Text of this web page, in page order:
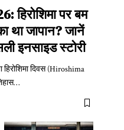
पर बम
था जापान? जानें
इनसाइड स्टोरी
दिवस (Hiroshima
…